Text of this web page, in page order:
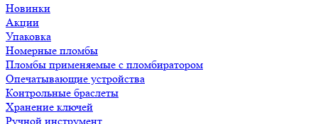
Новинки
Акции
Упаковка
Номерные пломбы
Пломбы применяемые с пломбиратором
Опечатывающие устройства
Контрольные браслеты
Хранение ключей
Ручной инструмент